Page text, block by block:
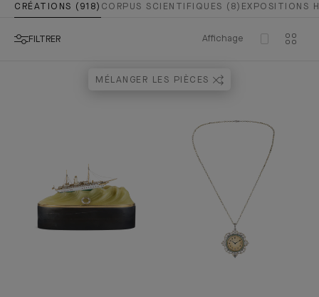
CRÉATIONS (918) CORPUS SCIENTIFIQUES (8) EXPOSITIONS
FILTRER Affichage
MÉLANGER LES PIÈCES